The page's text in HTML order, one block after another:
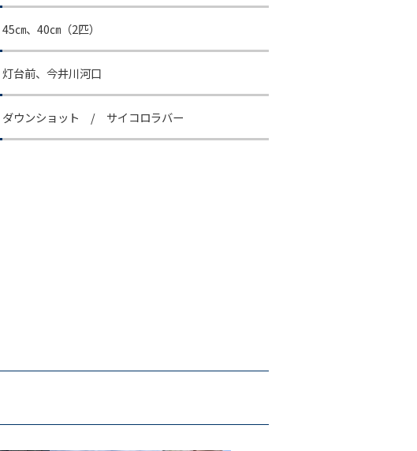
45㎝、40㎝（2匹）
灯台前、今井川河口
ダウンショット / サイコロラバー